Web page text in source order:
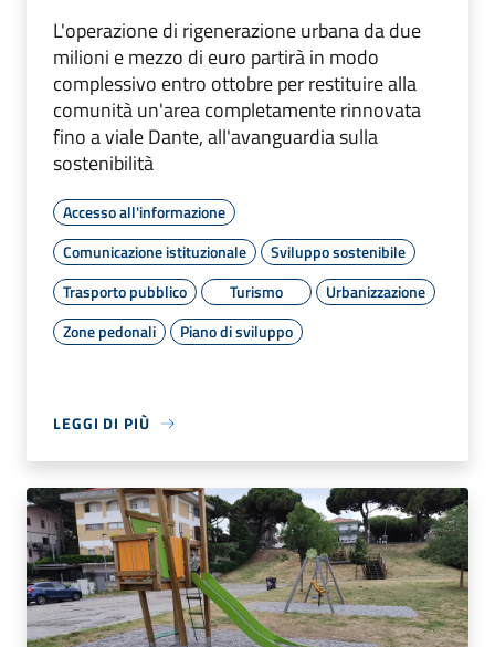
L'operazione di rigenerazione urbana da due
milioni e mezzo di euro partirà in modo
complessivo entro ottobre per restituire alla
comunità un'area completamente rinnovata
fino a viale Dante, all'avanguardia sulla
sostenibilità
Accesso all'informazione
Comunicazione istituzionale
Sviluppo sostenibile
Trasporto pubblico
Turismo
Urbanizzazione
Zone pedonali
Piano di sviluppo
LEGGI DI PIÙ